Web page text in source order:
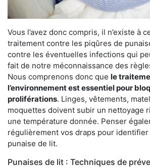
Vous l’avez donc compris, il n’existe à
traitement contre les piqûres de
contre les éventuelles infections qui
fait de notre méconnaissance des
Nous comprenons donc que le
l’environnement est essentiel pour
proliférations. Linges, vêtements,
moquettes doivent subir un nettoyage
une température donnée. Penser
régulièrement vos draps pour
punaise de lit.
Punaises de lit : Techniques de